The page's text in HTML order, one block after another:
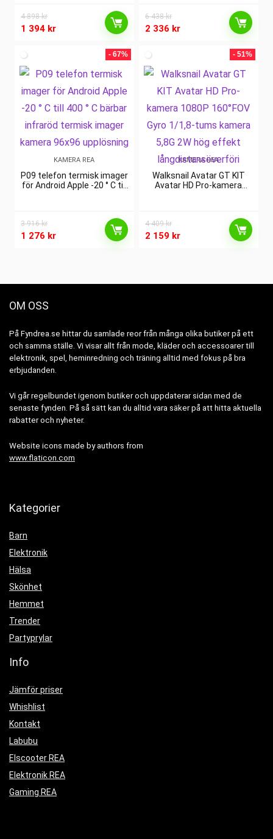
4 898kr
1 394 kr
6 438kr
2 336 kr
- 67%
KAMERA REA
P09 telefon termisk imager
för Android Apple -20 ° C till
3 916kr
1 276 kr
- 51%
KAMERA REA
Walksnail Avatar GT KIT
Avatar HD Pro-kamera
4 409kr
2 159 kr
OM OSS
På Fyndrea.se hittar du samlade reor från många olika butiker på ett
och samma ställe. Vi visar allt från mode, kläder och accessoarer till
elektronik, spel, heminredning och träning alltid med fokus på bra
erbjudanden.
Vi går regelbundet igenom butiker och uppdaterar sidan med de
senaste fynden. På så sätt kan du alltid vara säker på att hitta aktuella
rabatter och nyheter.
Website icons made by authors from
www.flaticon.com
Kategorier
Barn
Elektronik
Hälsa
Skönhet
Hemmet
Trender
Partyprylar
Info
Jämför priser
Whishlist
Kontakt
Labubu
Elscooter REA
Elektronik REA
Gaming REA